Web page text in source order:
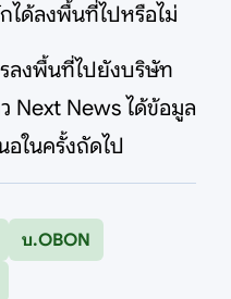
ได้ลงพื้นที่ไปหรือไม่
ลงพื้นที่ไปยังบริษัท
Next News ได้ข้อมูล
อในครั้งถัดไป
บ.OBON